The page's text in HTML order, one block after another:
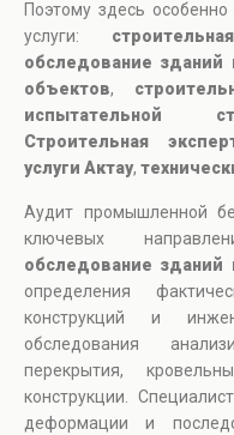
Поэтому здесь
услуги:
обследование зданий
объектов,
испытательной
Строительная
услуги Актау,
Аудит промышленной
ключевых
обследование зданий
определения
конструкций и
обследования
перекрытия,
конструкции.
деформации и